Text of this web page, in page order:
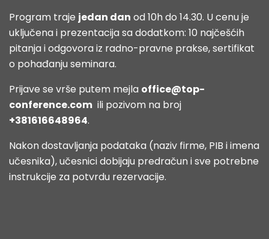
Program traje jedan dan od 10h do 14.30. U cenu je
uključena i prezentacija sa dodatkom: 10 najčešćih
pitanja i odgovora iz radno-pravne prakse, sertifikat
o pohađanju seminara.
Prijave se vrše putem mejla office@top-
conference.com ili pozivom na broj
+381616648964.
Nakon dostavljanja podataka (naziv firme, PIB i imena
učesnika), učesnici dobijaju predračun i sve potrebne
instrukcije za potvrdu rezervacije.